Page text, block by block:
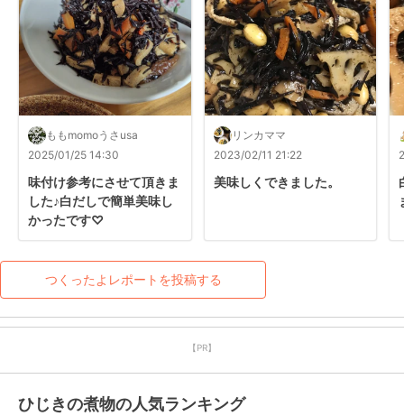
ももmomoうさusa
2025/01/25 14:30
味付け参考にさせて頂きま
した♪白だしで簡単美味し
かったです♡
リンカママ
2023/02/11 21:22
美味しくできました。
つくったよレポートを投稿する
【PR】
ひじきの煮物の人気ランキング